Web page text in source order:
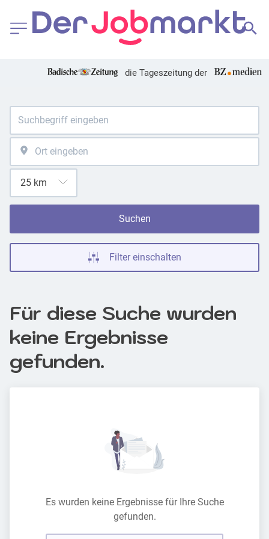
die Tageszeitung der
Suchen
Filter einschalten
Für diese Suche wurden
keine Ergebnisse
gefunden.
Es wurden keine Ergebnisse für Ihre Suche
gefunden.